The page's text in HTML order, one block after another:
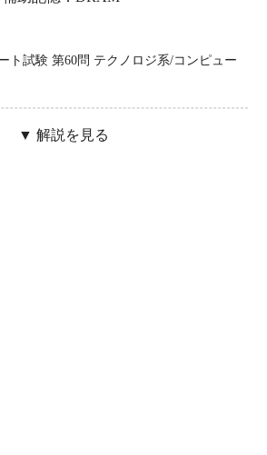
ト試験 第60問 テクノロジ系/コンピュー
▼ 解説を見る